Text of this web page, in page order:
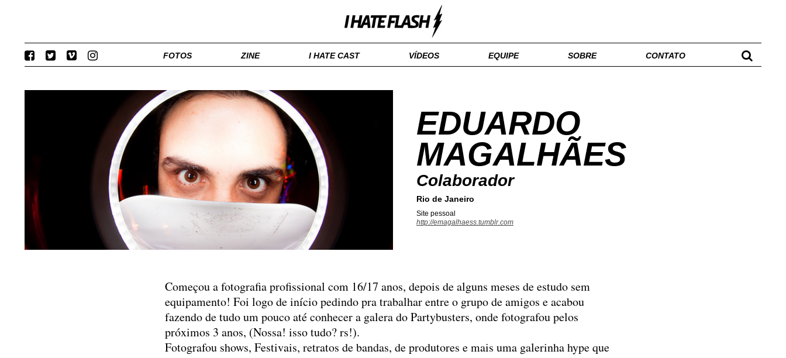
FOTOS ZINE I HATE CAST VÍDEOS EQUIPE SOBRE CONTATO
EDUARDO
MAGALHÃES
Colaborador
Rio de Janeiro
Site pessoal
http://emagalhaess.tumblr.com
Começou a fotografia profissional com 16/17 anos, depois de alguns meses de estudo sem
equipamento! Foi logo de início pedindo pra trabalhar entre o grupo de amigos e acabou
fazendo de tudo um pouco até conhecer a galera do Partybusters, onde fotografou pelos
próximos 3 anos, (Nossa! isso tudo? rs!).
Fotografou shows, Festivais, retratos de bandas, de produtores e mais uma galerinha hype que